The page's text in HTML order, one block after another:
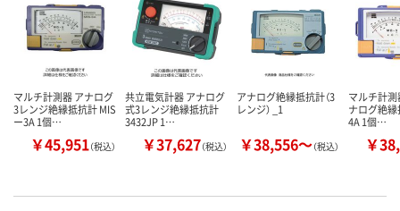
マルチ計測器 アナログ
3レンジ絶縁抵抗計 MIS
ー3A 1個…
￥45,951（税込）
共立電気計器 アナログ
式3レンジ絶縁抵抗計
3432JP 1…
￥37,627（税込）
アナログ絶縁抵抗計（3
レンジ） _1
￥38,556～（税込）
マルチ計
ナログ絶
4A 1個…
￥